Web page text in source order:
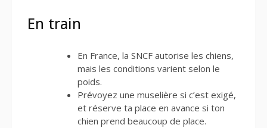
En train
En France, la SNCF autorise les chiens,
mais les conditions varient selon le
poids.
Prévoyez une muselière si c’est exigé,
et réserve ta place en avance si ton
chien prend beaucoup de place.